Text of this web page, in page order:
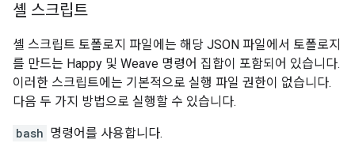
셸 스크립트
셸 스크립트 토폴로지 파일에는 해당 JSON 파일에서 토폴로지
를 만드는 Happy 및 Weave 명령어 집합이 포함되어 있습니다.
이러한 스크립트에는 기본적으로 실행 파일 권한이 없습니다.
다음 두 가지 방법으로 실행할 수 있습니다.
bash 명령어를 사용합니다.